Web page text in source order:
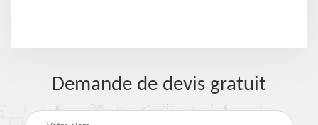
Demande de devis gratuit